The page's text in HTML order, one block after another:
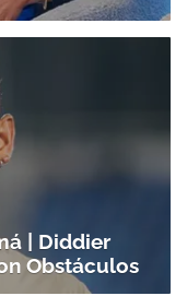
| Diddier
Obstáculos